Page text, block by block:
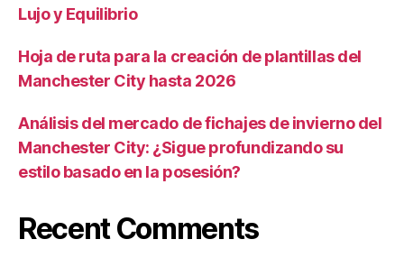
Lujo y Equilibrio
Hoja de ruta para la creación de plantillas del
Manchester City hasta 2026
Análisis del mercado de fichajes de invierno del
Manchester City: ¿Sigue profundizando su
estilo basado en la posesión?
Recent Comments